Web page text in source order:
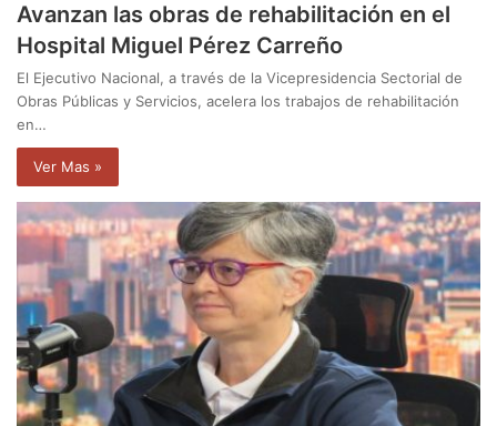
Avanzan las obras de rehabilitación en el
Hospital Miguel Pérez Carreño
El Ejecutivo Nacional, a través de la Vicepresidencia Sectorial de
Obras Públicas y Servicios, acelera los trabajos de rehabilitación
en…
Ver Mas »